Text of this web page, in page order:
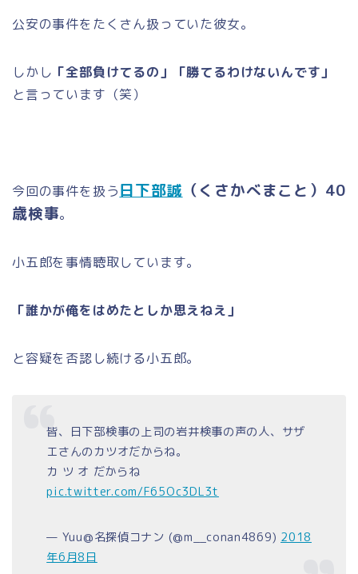
公安の事件をたくさん扱っていた彼女。
しかし 「全部負けてるの」「勝てるわけないんです」
と言っています（笑）
今回の事件を扱う日下部誠 （くさかべまこと）40
歳検事。
小五郎を事情聴取しています。
「誰かが俺をはめたとしか思えねえ」
と容疑を否認し続ける小五郎。
皆、日下部検事の上司の岩井検事の声の人、サザ
エさんのカツオだからね。
カ ツ オ だからね
pic.twitter.com/F65Oc3DL3t
— Yuu@名探偵コナン (@m__conan4869) 2018
年6月8日